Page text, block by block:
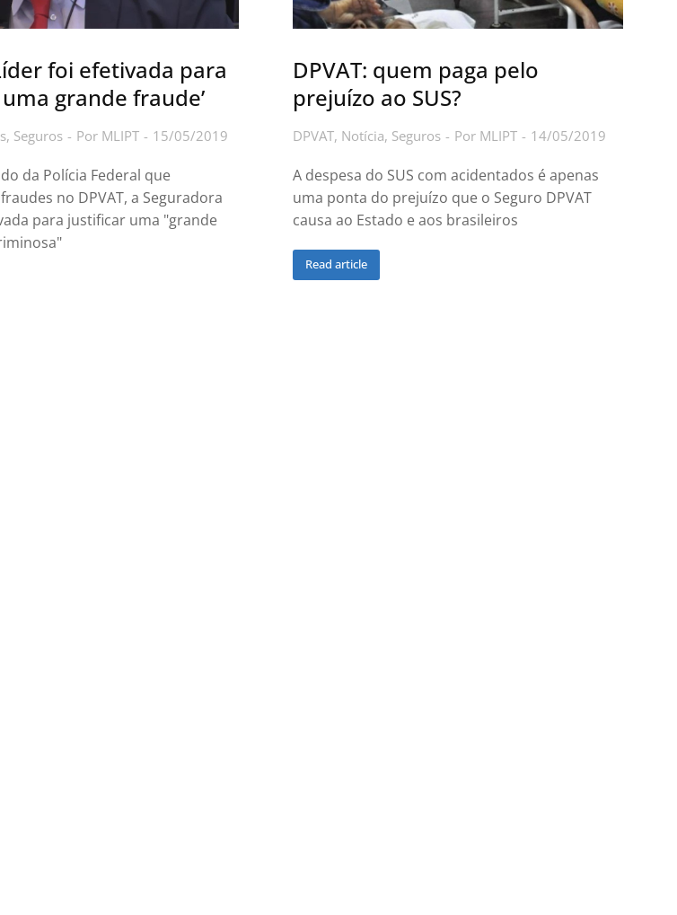
foi efetivada para
grande fraude’
, Seguros Por MLIPT 15/05/2019
da Polícia Federal que
no DPVAT, a Seguradora
para justificar uma "grande
DPVAT: quem paga pelo
prejuízo ao SUS?
DPVAT, Notícia, Seguros Por MLIPT 14/05/2019
A despesa do SUS com acidentados é apenas
uma ponta do prejuízo que o Seguro DPVAT
causa ao Estado e aos brasileiros
Read article